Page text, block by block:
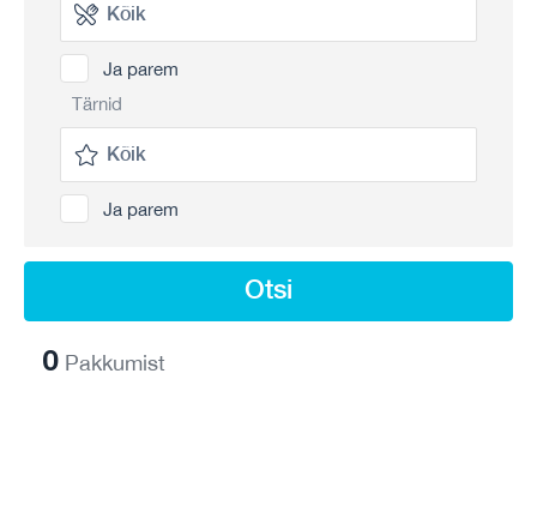
Ja parem
Tärnid
Ja parem
Otsi
0 Pakkumist